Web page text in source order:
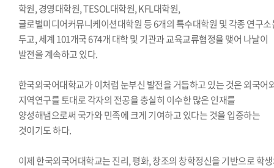
학원, 경영대학원, TESOL대학원, KFL대학원,
글로벌미디어커뮤니케이션대학원 등 6개의 특수대학원 및 각종 연구소
두고, 세계 101개국 674개 대학 및 기관과 교육교류협정을 맺어 나날이
발전을 계속하고 있다.
한국외국어대학교가 이처럼 눈부신 발전을 거듭하고 있는 것은 외국어
지역연구를 토대로 각자의 전공을 충실히 이수한 많은 인재를
양성해냄으로써 국가와 민족에 크게 기여하고 있다는 것을 입증하는
것이기도 하다.
이제 한국외국어대학교는 진리, 평화, 창조의 창학정신을 기반으로 학